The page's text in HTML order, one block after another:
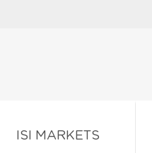
ISI MARKETS